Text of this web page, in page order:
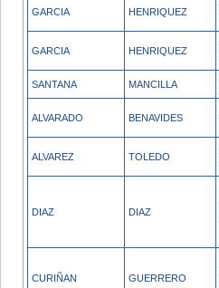
GARCIA HENRIQUEZ
GARCIA HENRIQUEZ
SANTANA MANCILLA
ALVARADO BENAVIDES
ALVAREZ TOLEDO
DIAZ DIAZ
CURIÑAN GUERRERO